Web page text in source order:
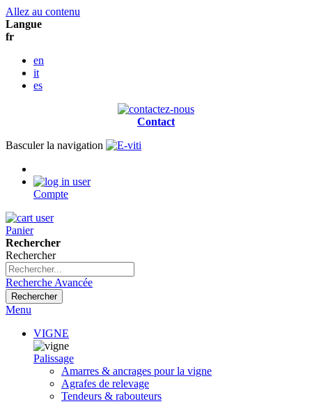
Allez au contenu
Langue
fr
en
it
es
Contact
Basculer la navigation
Compte
Panier
Rechercher
Rechercher
Recherche Avancée
Rechercher
Menu
VIGNE
Palissage
Amarres & ancrages pour la vigne
Agrafes de relevage
Tendeurs & rabouteurs